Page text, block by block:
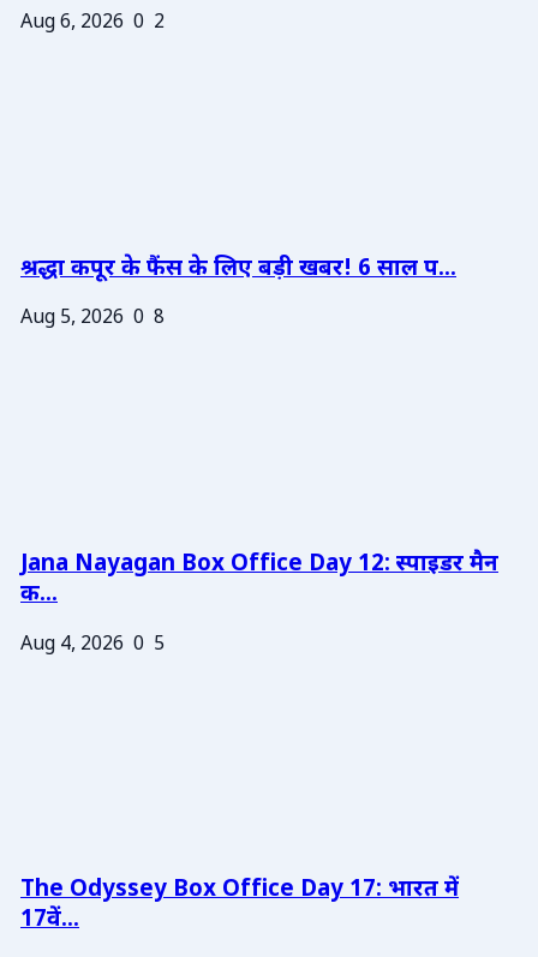
Aug 6, 2026 0 2
श्रद्धा कपूर के फैंस के लिए बड़ी खबर! 6 साल प...
Aug 5, 2026 0 8
Jana Nayagan Box Office Day 12: स्पाइडर मैन
क...
Aug 4, 2026 0 5
The Odyssey Box Office Day 17: भारत में
17वें...